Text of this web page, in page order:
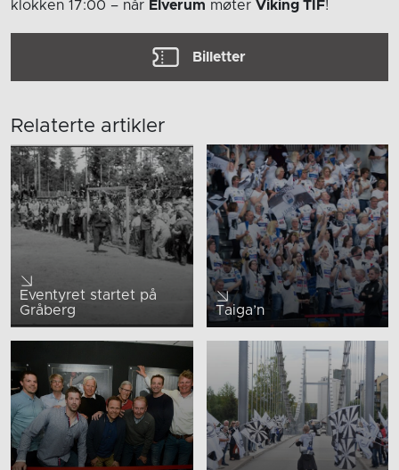
klokken 17:00 – når Elverum møter Viking TIF!
Billetter
Relaterte artikler
Eventyret startet på
Gråberg
Taiga’n